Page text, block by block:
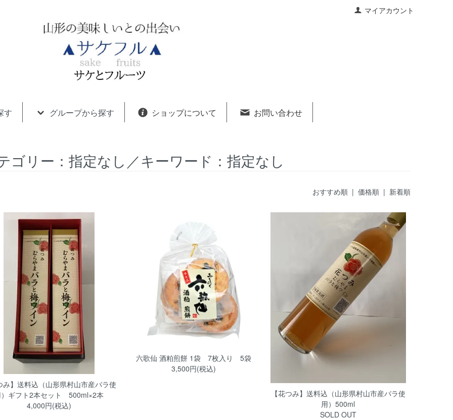
マイアカウント
す グループから探す ショップについて お問い合わせ
ゴリー：指定なし／キーワード：指定なし
おすすめ順 | 価格順 | 新着順
み】送料込（山形県村山市産バラ使
ギフト2本セット 500ml×2本
4,000円(税込)
六歌仙 酒粕煎餅 1袋 7枚入り 5袋
3,500円(税込)
【花つみ】送料込（山形県村山市産バラ使
用）500ml
SOLD OUT